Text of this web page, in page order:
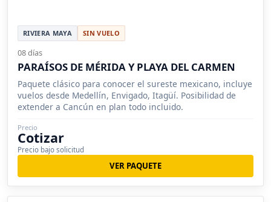
RIVIERA MAYA SIN VUELO
08 días
PARAÍSOS DE MÉRIDA Y PLAYA DEL CARMEN
Paquete clásico para conocer el sureste mexicano, incluye
vuelos desde Medellín, Envigado, Itagüí. Posibilidad de
extender a Cancún en plan todo incluido.
Precio
Cotizar
Precio bajo solicitud
VER PAQUETE